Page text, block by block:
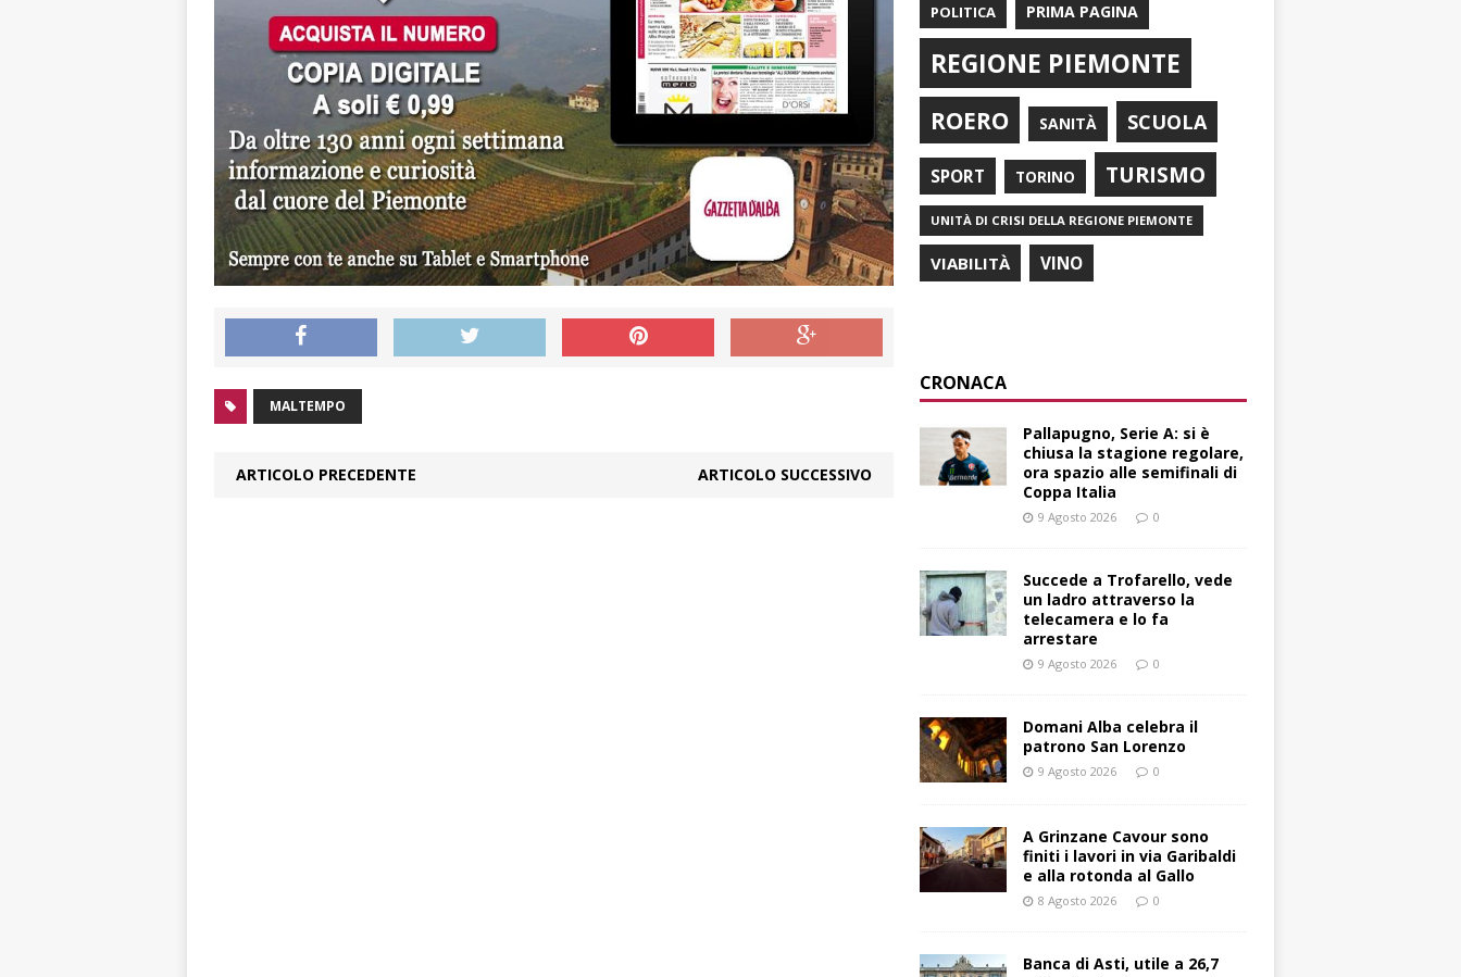
MALTEMPO
ARTICOLO PRECEDENTE ARTICOLO SUCCESSIVO
POLITICA PRIMA PAGINA
REGIONE PIEMONTE
ROERO SANITÀ SCUOLA
SPORT TORINO TURISMO
UNITÀ DI CRISI DELLA REGIONE PIEMONTE
VIABILITÀ VINO
CRONACA
Pallapugno, Serie A: si è
chiusa la stagione regolare,
ora spazio alle semifinali di
Coppa Italia
9 Agosto 2026 0
Succede a Trofarello, vede
un ladro attraverso la
telecamera e lo fa
arrestare
9 Agosto 2026 0
Domani Alba celebra il
patrono San Lorenzo
9 Agosto 2026 0
A Grinzane Cavour sono
finiti i lavori in via Garibaldi
e alla rotonda al Gallo
8 Agosto 2026 0
Banca di Asti, utile a 26,7